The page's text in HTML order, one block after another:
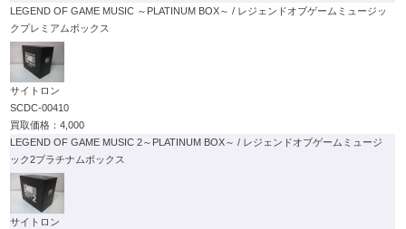
LEGEND OF GAME MUSIC ～PLATINUM BOX～ / レジェンドオブゲームミュージッ
クプレミアムボックス
サイトロン
SCDC-00410
4,000
LEGEND OF GAME MUSIC 2～PLATINUM BOX～ / レジェンドオブゲームミュージ
ック2プラチナムボックス
サイトロン